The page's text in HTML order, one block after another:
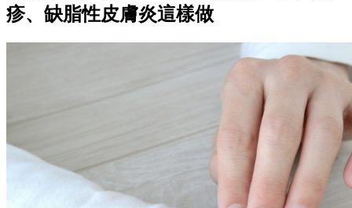
疹、缺脂性皮膚炎這樣做